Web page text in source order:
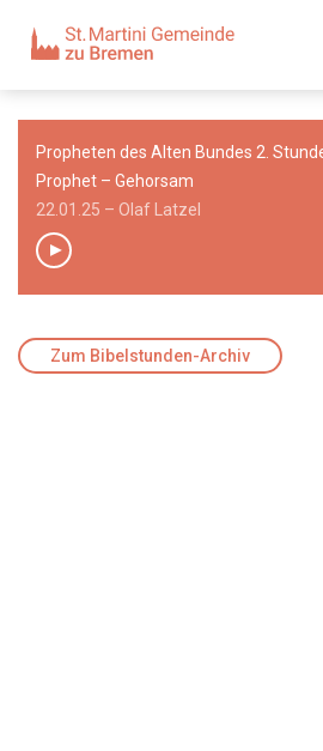
Kalender
Kontakt
Adresse
Team
Propheten des Alten Bundes 2.
Prophet – Gehorsam
22.01.25 – Olaf Latzel
Zum Bibelstunden-Archiv